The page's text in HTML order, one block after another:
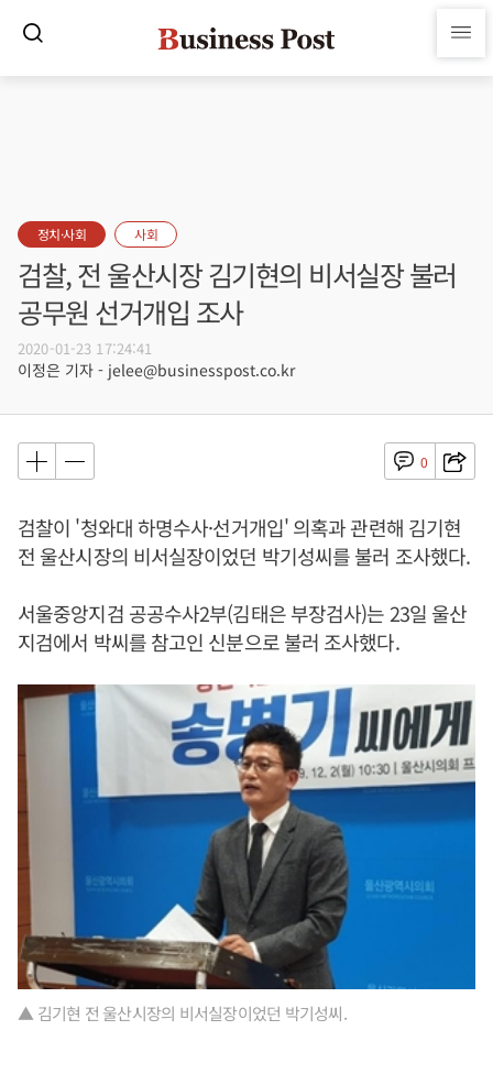
정치·사회 사회
검찰, 전 울산시장 김기현의 비서실장 불러
공무원 선거개입 조사
2020-01-23 17:24:41
이정은 기자 - jelee@businesspost.co.kr
0
검찰이 '청와대 하명수사·선거개입' 의혹과 관련해 김기현
전 울산시장의 비서실장이었던 박기성씨를 불러 조사했다.
서울중앙지검 공공수사2부(김태은 부장검사)는 23일 울산
지검에서 박씨를 참고인 신분으로 불러 조사했다.
▲ 김기현 전 울산시장의 비서실장이었던 박기성씨.